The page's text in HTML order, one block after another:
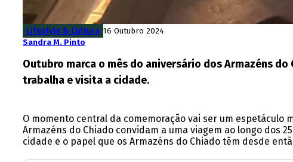
Lifestyle & Cultura 16 Outubro 2024
Sandra M. Pinto
Outubro marca o mês do aniversário dos Armazéns
trabalha e visita a cidade.
O momento central da comemoração vai ser um
Armazéns do Chiado convidam a uma viagem ao longo dos
cidade e o papel que os Armazéns do Chiado têm desde